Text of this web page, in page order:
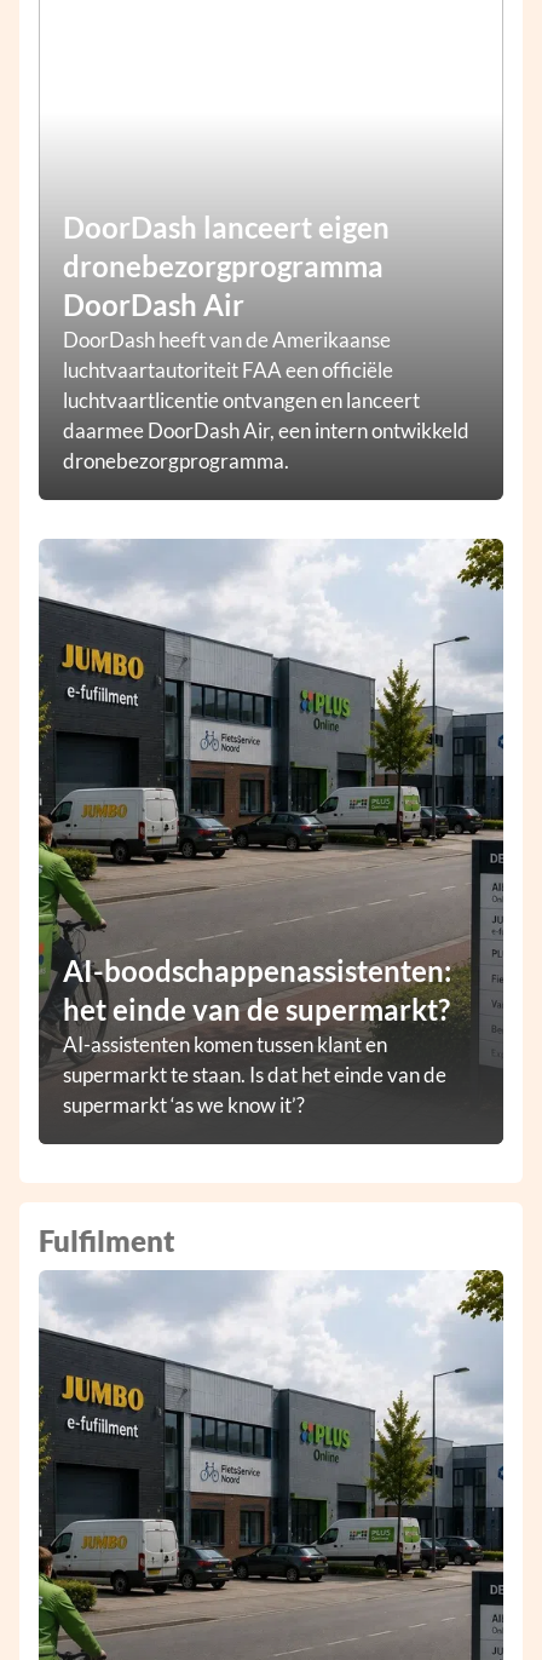
AI-boodschappenassistenten:
het einde van de supermarkt?
AI-assistenten komen tussen klant en
supermarkt te staan. Is dat het einde van de
supermarkt ‘as we know it’?
DoorDash lanceert eigen
dronebezorgprogramma
DoorDash Air
DoorDash heeft van de Amerikaanse
luchtvaartautoriteit FAA een officiële
luchtvaartlicentie ontvangen en lanceert
daarmee DoorDash Air, een intern ontwikkeld
dronebezorgprogramma.
Fulfilment